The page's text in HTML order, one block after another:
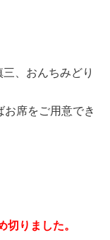
、おんちみどり
席をご用意でき
切りました。